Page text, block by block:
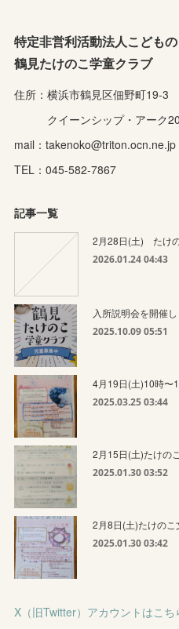
特定非営利活動法人こども
鶴見たけのこ学童クラブ
住所：横浜市鶴見区佃野町19-3
クイーンシップ・アーク
mail：takenoko@triton.ocn.ne.jp
TEL：045-582-7867
記事一覧
2月28日(土) たけ
2026.01.24 04:43
入所説明会を開催
2025.10.09 05:51
4月19日(土)10時〜
2025.03.25 03:44
2月15日(土)たけの
2025.01.30 03:52
2月8日(土)たけの
2025.01.30 03:42
X（旧Twitter）アカウントはこち